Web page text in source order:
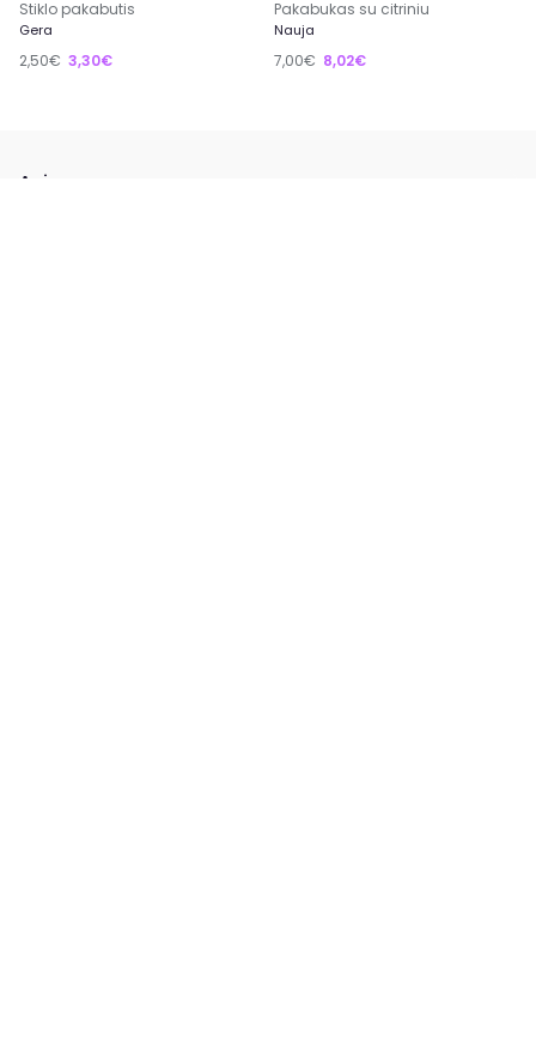
Stiklo pakabutis
Gera
2,50€ 3,30€
Pakabukas su citriniu
Nauja
7,00€ 8,02€
Apie